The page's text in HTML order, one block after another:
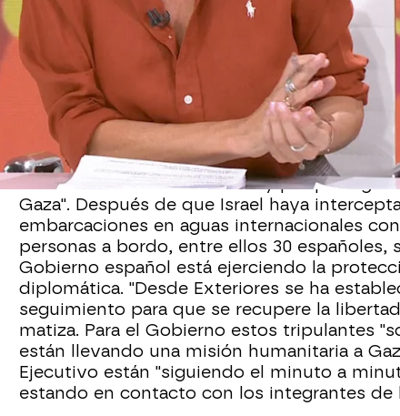
Laura Simón
Publicado:02 de octubre de 2025, 11:33
Elma Saiz, ministra de inclusión, seguridad
inmigraciones, asegura queel Gobierno de
Gobierno del mundoque más está haciendo
solución de los dos estados y por proteger
Gaza". Después de que Israel haya
embarcaciones en aguas internacionales
personas a bordo, entre ellos 30 españoles,
Gobierno español está ejerciendo la
diplomática. "Desde Exteriores se ha
seguimiento para que se recupere la
matiza. Para el Gobierno estos tripulantes
están llevando una misión humanitaria a
Ejecutivo están "siguiendo el minuto a
estando en contacto con los integrantes de